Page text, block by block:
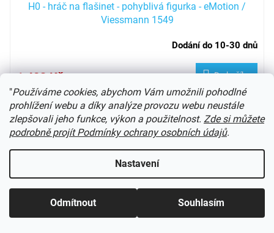
"Používáme cookies, abychom Vám umožnili pohodlné
prohlížení webu a díky analýze provozu webu neustále
zlepšovali jeho funkce, výkon a použitelnost. Zde si můžete
podrobně projít Podmínky ochrany osobních údajů.
Nastavení
Odmítnout Souhlasím
H0 - hráč na flašinet - pohyblivá figurka - eMotion /
Viessmann 1549
Dodání do 10-30 dnů
1 483 Kč Do košíku
pohyblivá figurka v H0
Kód:12821NO